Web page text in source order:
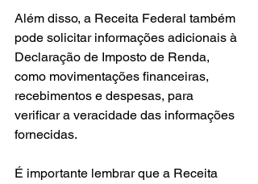
Além disso, a Receita Federal também
pode solicitar informações adicionais à
Declaração de Imposto de Renda,
como movimentações financeiras,
recebimentos e despesas, para
verificar a veracidade das informações
fornecidas.
É importante lembrar que a Receita